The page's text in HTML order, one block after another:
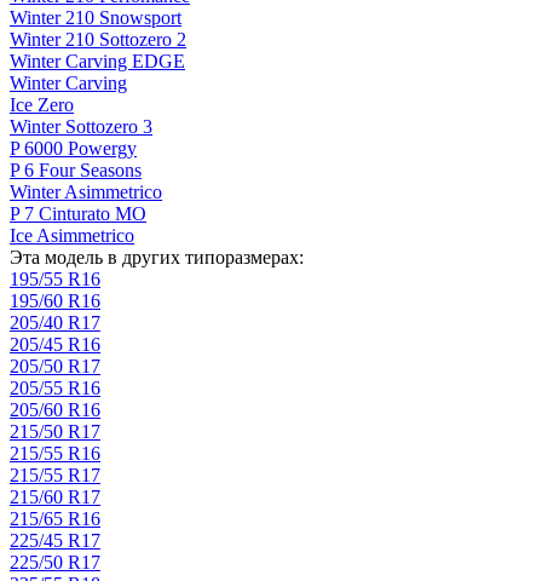
Winter 210 Snowsport
Winter 210 Sottozero 2
Winter Carving EDGE
Winter Carving
Ice Zero
Winter Sottozero 3
P 6000 Powergy
P 6 Four Seasons
Winter Asimmetrico
P 7 Cinturato MO
Ice Asimmetrico
Эта модель в других типоразмерах:
195/55 R16
195/60 R16
205/40 R17
205/45 R16
205/50 R17
205/55 R16
205/60 R16
215/50 R17
215/55 R16
215/55 R17
215/60 R17
215/65 R16
225/45 R17
225/50 R17